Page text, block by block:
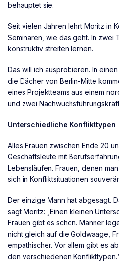
behauptet sie.
Seit vielen Jahren lehrt Moritz in
Seminaren, wie das geht. In zwei
konstruktiv streiten lernen.
Das will ich ausprobieren. In
die Dächer von Berlin-Mitte
eines Projektteams aus einem
und zwei
Unterschiedliche Konflikttypen
Alles Frauen zwischen Ende 20
Geschäftsleute mit
Lebensläufen. Frauen, denen
sich in Konfliktsituationen
Der einzige Mann hat abgesagt.
sagt Moritz: „Einen kleinen
Frauen gibt es schon. Männer
nicht gleich auf die Goldwaage,
empathischer. Vor allem gibt es
den verschiedenen